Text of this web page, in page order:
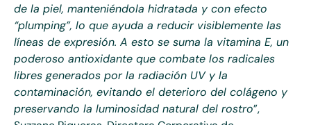
de la piel, manteniéndola hidratada y con efecto
“plumping”, lo que ayuda a reducir visiblemente las
líneas de expresión. A esto se suma la vitamina E, un
poderoso antioxidante que combate los radicales
libres generados por la radiación UV y la
contaminación, evitando el deterioro del colágeno y
preservando la luminosidad natural del rostro”,